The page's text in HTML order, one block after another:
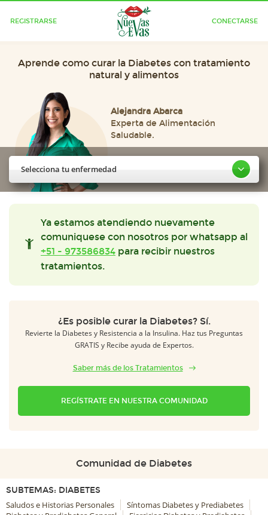
REGISTRARSE CONECTARSE
Aprende como curar la Diabetes con tratamiento
natural y alimentos
Alejandra Abarca
Experta de Alimentación
Saludable.
Selecciona tu enfermedad
Ya estamos atendiendo nuevamente
comuniquese con nosotros por whatsapp al
+51 - 973586834 para recibir nuestros
tratamientos.
¿Es posible curar la Diabetes? Sí.
Revierte la Diabetes y Resistencia a la Insulina. Haz tus Preguntas
GRATIS y Recibe ayuda de Expertos.
Saber más de los Tratamientos
REGÍSTRATE EN NUESTRA COMUNIDAD
Comunidad de Diabetes
SUBTEMAS: DIABETES
Saludos e Historias Personales
Síntomas Diabetes y Prediabetes